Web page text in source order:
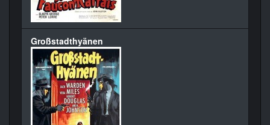
Großstadthyänen